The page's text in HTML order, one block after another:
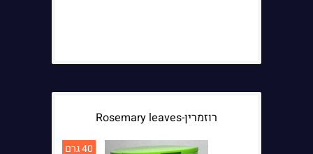
רוזמרין-Rosemary leaves
40 גרם